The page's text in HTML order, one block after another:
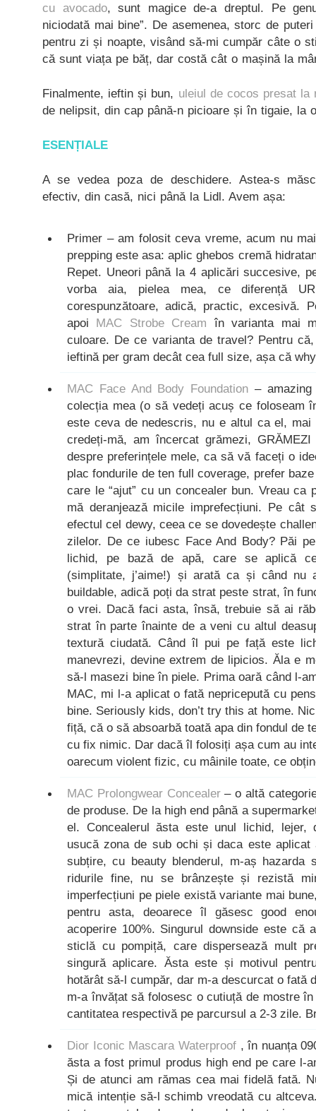
cu avocado, sunt magice de-a dreptul. Pe
niciodată mai bine”. De asemenea, storc de
pentru zi și noapte, visând să-mi cumpăr câte o
că sunt viața pe băț, dar costă cât o mașină la
Finalmente, ieftin și bun, uleiul de cocos presat la
de nelipsit, din cap până-n picioare și în tigaie, la
ESENȚIALE
A se vedea poza de deschidere. Astea-s
efectiv, din casă, nici până la Lidl. Avem așa:
Primer – am folosit ceva vreme, acum nu
prepping este asa: aplic ghebos cremă
Repet. Uneori până la 4 aplicări succesive,
vorba aia, pielea mea, ce diferență
corespunzătoare, adică, practic, excesivă.
apoi MAC Strobe Cream în varianta mai
culoare. De ce varianta de travel? Pentru
ieftină per gram decât cea full size, așa că
MAC Face And Body Foundation –
colecția mea (o să vedeți acuș ce foloseam
este ceva de nedescris, nu e altul ca el,
credeți-mă, am încercat grămezi,
despre preferințele mele, ca să vă faceți o
plac fondurile de ten full coverage, prefer
care le “ajut” cu un concealer bun. Vreau ca
mă deranjează micile imprefecțiuni. Pe cât
efectul cel dewy, ceea ce se dovedește
zilelor. De ce iubesc Face And Body? Păi
lichid, pe bază de apă, care se aplică
(simplitate, j’aime!) și arată ca și când
buildable, adică poți da strat peste strat, în
o vrei. Dacă faci asta, însă, trebuie să ai
strat în parte înainte de a veni cu altul
textură ciudată. Când îl pui pe față este
manevrezi, devine extrem de lipicios. Ăla e
să-l masezi bine în piele. Prima oară când l-
MAC, mi l-a aplicat o fată nepricepută cu
bine. Seriously kids, don’t try this at home.
fiță, că o să absoarbă toată apa din fondul de
cu fix nimic. Dar dacă îl folosiți așa cum au
oarecum violent fizic, cu mâinile toate, ce
MAC Prolongwear Concealer– o altă
de produse. De la high end până a
el. Concealerul ăsta este unul lichid, lejer,
usucă zona de sub ochi și daca este
subțire, cu beauty blenderul, m-aș
ridurile fine, nu se brânzește și rezistă
imperfecțiuni pe piele există variante mai
pentru asta, deoarece îl găsesc good
acoperire 100%. Singurul downside este că
sticlă cu pompiță, care dispersează mult
singură aplicare. Ăsta este și motivul
hotărât să-l cumpăr, dar m-a descurcat o fată
m-a învățat să folosesc o cutiuță de mostre
cantitatea respectivă pe parcursul a 2-3 zile.
Dior Iconic Mascara Waterproof, în nuanța
ăsta a fost primul produs high end pe care l-
Și de atunci am rămas cea mai fidelă fată.
mică intenție să-l schimb vreodată cu